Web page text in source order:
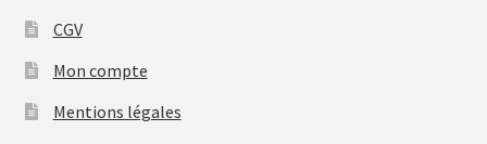
CGV
Mon compte
Mentions légales